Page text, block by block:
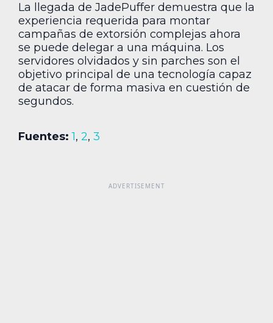
La llegada de JadePuffer demuestra que la
experiencia requerida para montar
campañas de extorsión complejas ahora
se puede delegar a una máquina. Los
servidores olvidados y sin parches son el
objetivo principal de una tecnología capaz
de atacar de forma masiva en cuestión de
segundos.
Fuentes: 1, 2, 3